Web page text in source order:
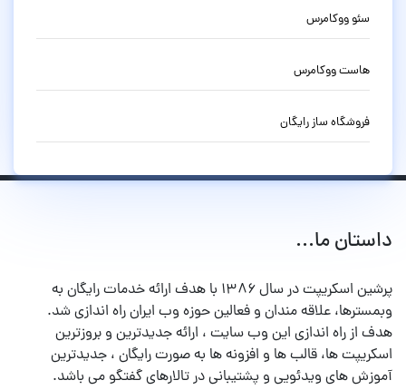
سئو ووکامرس
هاست ووکامرس
فروشگاه ساز رایگان
داستان ما...
پرشین اسکریپت در سال ۱۳۸۶ با هدف ارائه خدمات رایگان به
وبمسترها، علاقه مندان و فعالین حوزه وب ایران راه اندازی شد.
هدف از راه اندازی این وب سایت ، ارائه جدیدترین و بروزترین
اسکریپت ها، قالب ها و افزونه ها به صورت رایگان ، جدیدترین
آموزش های ویدئویی و پشتیبانی در تالارهای گفتگو می باشد.